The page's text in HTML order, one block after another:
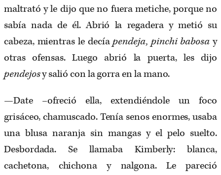
maltrató y le dijo que no fuera metiche, porque no
sabía nada de él. Abrió la regadera y metió su
cabeza, mientras le decíapendeja, pinchi babosay
otras ofensas. Luego abrió la puerta, les dijo
pendejosy salió con la gorra en la mano.
—Date –ofreció ella, extendiéndole un foco
grisáceo, chamuscado. Tenía senos enormes, usaba
una blusa naranja sin mangas y el pelo suelto.
Desbordada. Se llamaba Kimberly: blanca,
cachetona, chichona y nalgona. Le pareció